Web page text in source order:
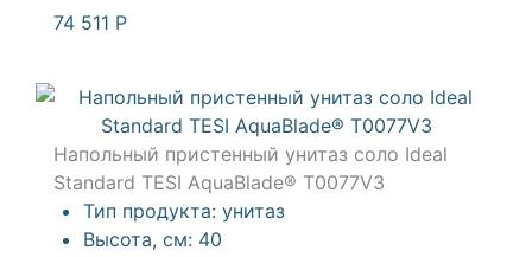
74 511 Р
Напольный пристенный унитаз соло Ideal
Standard TESI AquaBlade® T0077V3
Тип продукта: унитаз
Высота, см: 40